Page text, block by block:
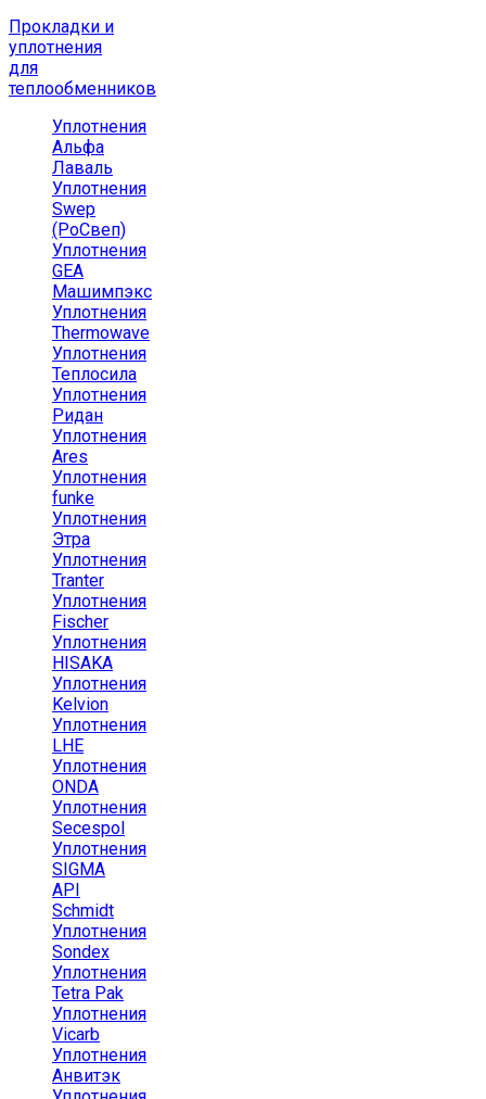
Прокладки и
уплотнения
для
теплообменников
Уплотнения
Альфа
Лаваль
Уплотнения
Swep
(РоСвеп)
Уплотнения
GEA
Машимпэкс
Уплотнения
Thermowave
Уплотнения
Теплосила
Уплотнения
Ридан
Уплотнения
Ares
Уплотнения
funke
Уплотнения
Этра
Уплотнения
Tranter
Уплотнения
Fischer
Уплотнения
HISAKA
Уплотнения
Kelvion
Уплотнения
LHE
Уплотнения
ONDA
Уплотнения
Secespol
Уплотнения
SIGMA
API
Schmidt
Уплотнения
Sondex
Уплотнения
Tetra Pak
Уплотнения
Vicarb
Уплотнения
Анвитэк